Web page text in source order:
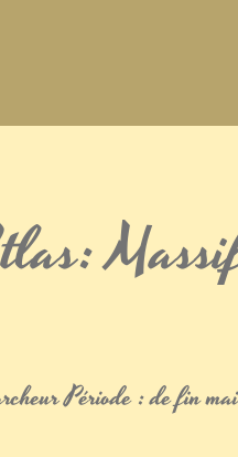
Période : de fin